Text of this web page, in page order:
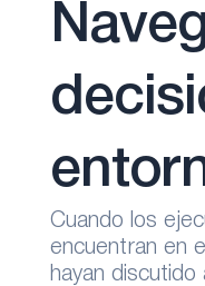
Cuando los
encuentran en
hayan